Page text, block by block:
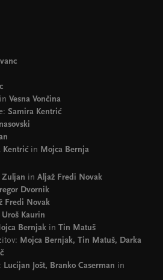
in Vesna Vončina
Samira Kentrić
Kentrić in Mojca Bernja
Zuljan in Aljaž Fredi Novak
Dvornik
Fredi Novak
Uroš Kaurin
Bernjak in Tin Matuš
Mojca Bernjak, Tin Matuš, Darka
Lucijan Jošt, Branko Caserman in